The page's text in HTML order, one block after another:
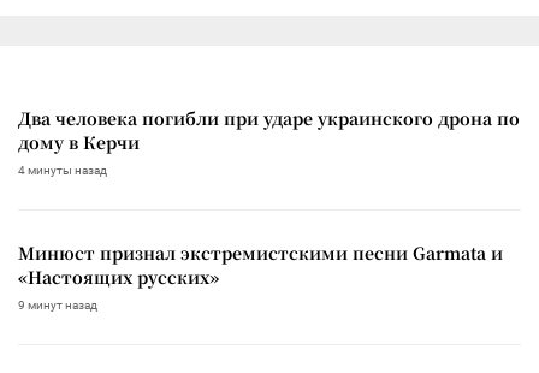
Два человека погибли при ударе украинского дрона по
дому в Керчи
4 минуты назад
Минюст признал экстремистскими песни Garmata и
«Настоящих русских»
9 минут назад